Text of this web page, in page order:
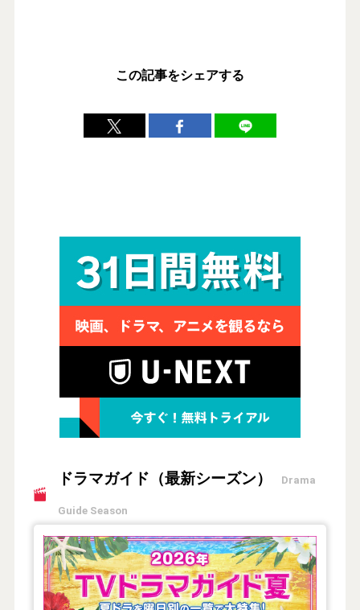
この記事をシェアする
ドラマガイド（最新シーズン） Drama
Guide Season
【2026年夏】TVドラマガイド